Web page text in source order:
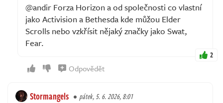
@andir Forza Horizon a od společnosti co vlastní
jako Activision a Bethesda kde můžou Elder
Scrolls nebo vzkřísit nějaký značky jako Swat,
Fear.
2
Odpovědět
Stormangels pátek, 5. 6. 2026, 8:01